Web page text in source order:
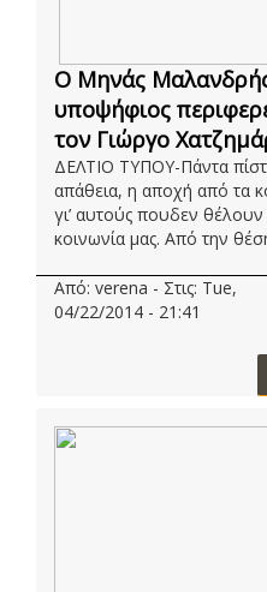
O Μηνάς
υποψήφιος
τον Γιώργο
ΔΕΛΤΙΟ ΤΥΠΟΥ-Πάντα
απάθεια, η αποχή από τα
γι’ αυτούς πουδεν θέλουν
κοινωνία μας. Από την
Από: verena - Στις: Tue,
04/22/2014 - 21:41